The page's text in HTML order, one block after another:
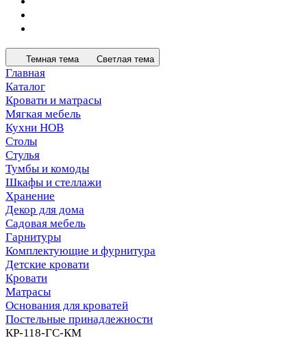
Темная тема Светлая тема
Главная
Каталог
Кровати и матрасы
Мягкая мебель
Кухни НОВ
Столы
Стулья
Тумбы и комоды
Шкафы и стеллажи
Хранение
Декор для дома
Садовая мебель
Гарнитуры
Комплектующие и фурнитура
Детские кровати
Кровати
Матрасы
Основания для кроватей
Постельные принадлежности
КР-118-ГС-КМ